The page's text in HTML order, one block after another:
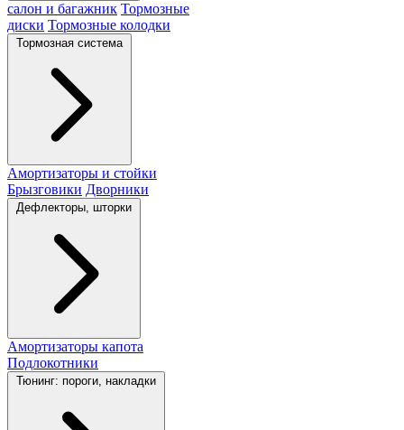
салон и багажник Тормозные
диски Тормозные колодки
Тормозная система
Амортизаторы и стойки
Брызговики Дворники
Дефлекторы, шторки
Амортизаторы капота
Подлокотники
Тюнинг: пороги, накладки